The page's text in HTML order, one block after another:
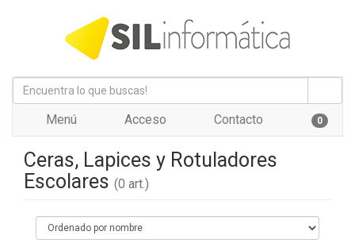
Menú Acceso Contacto 0
Ceras, Lapices y Rotuladores
Escolares (0 art.)